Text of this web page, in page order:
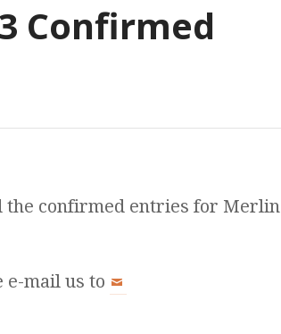
Confirmed
the confirmed entries for Merlin
e-mail us to